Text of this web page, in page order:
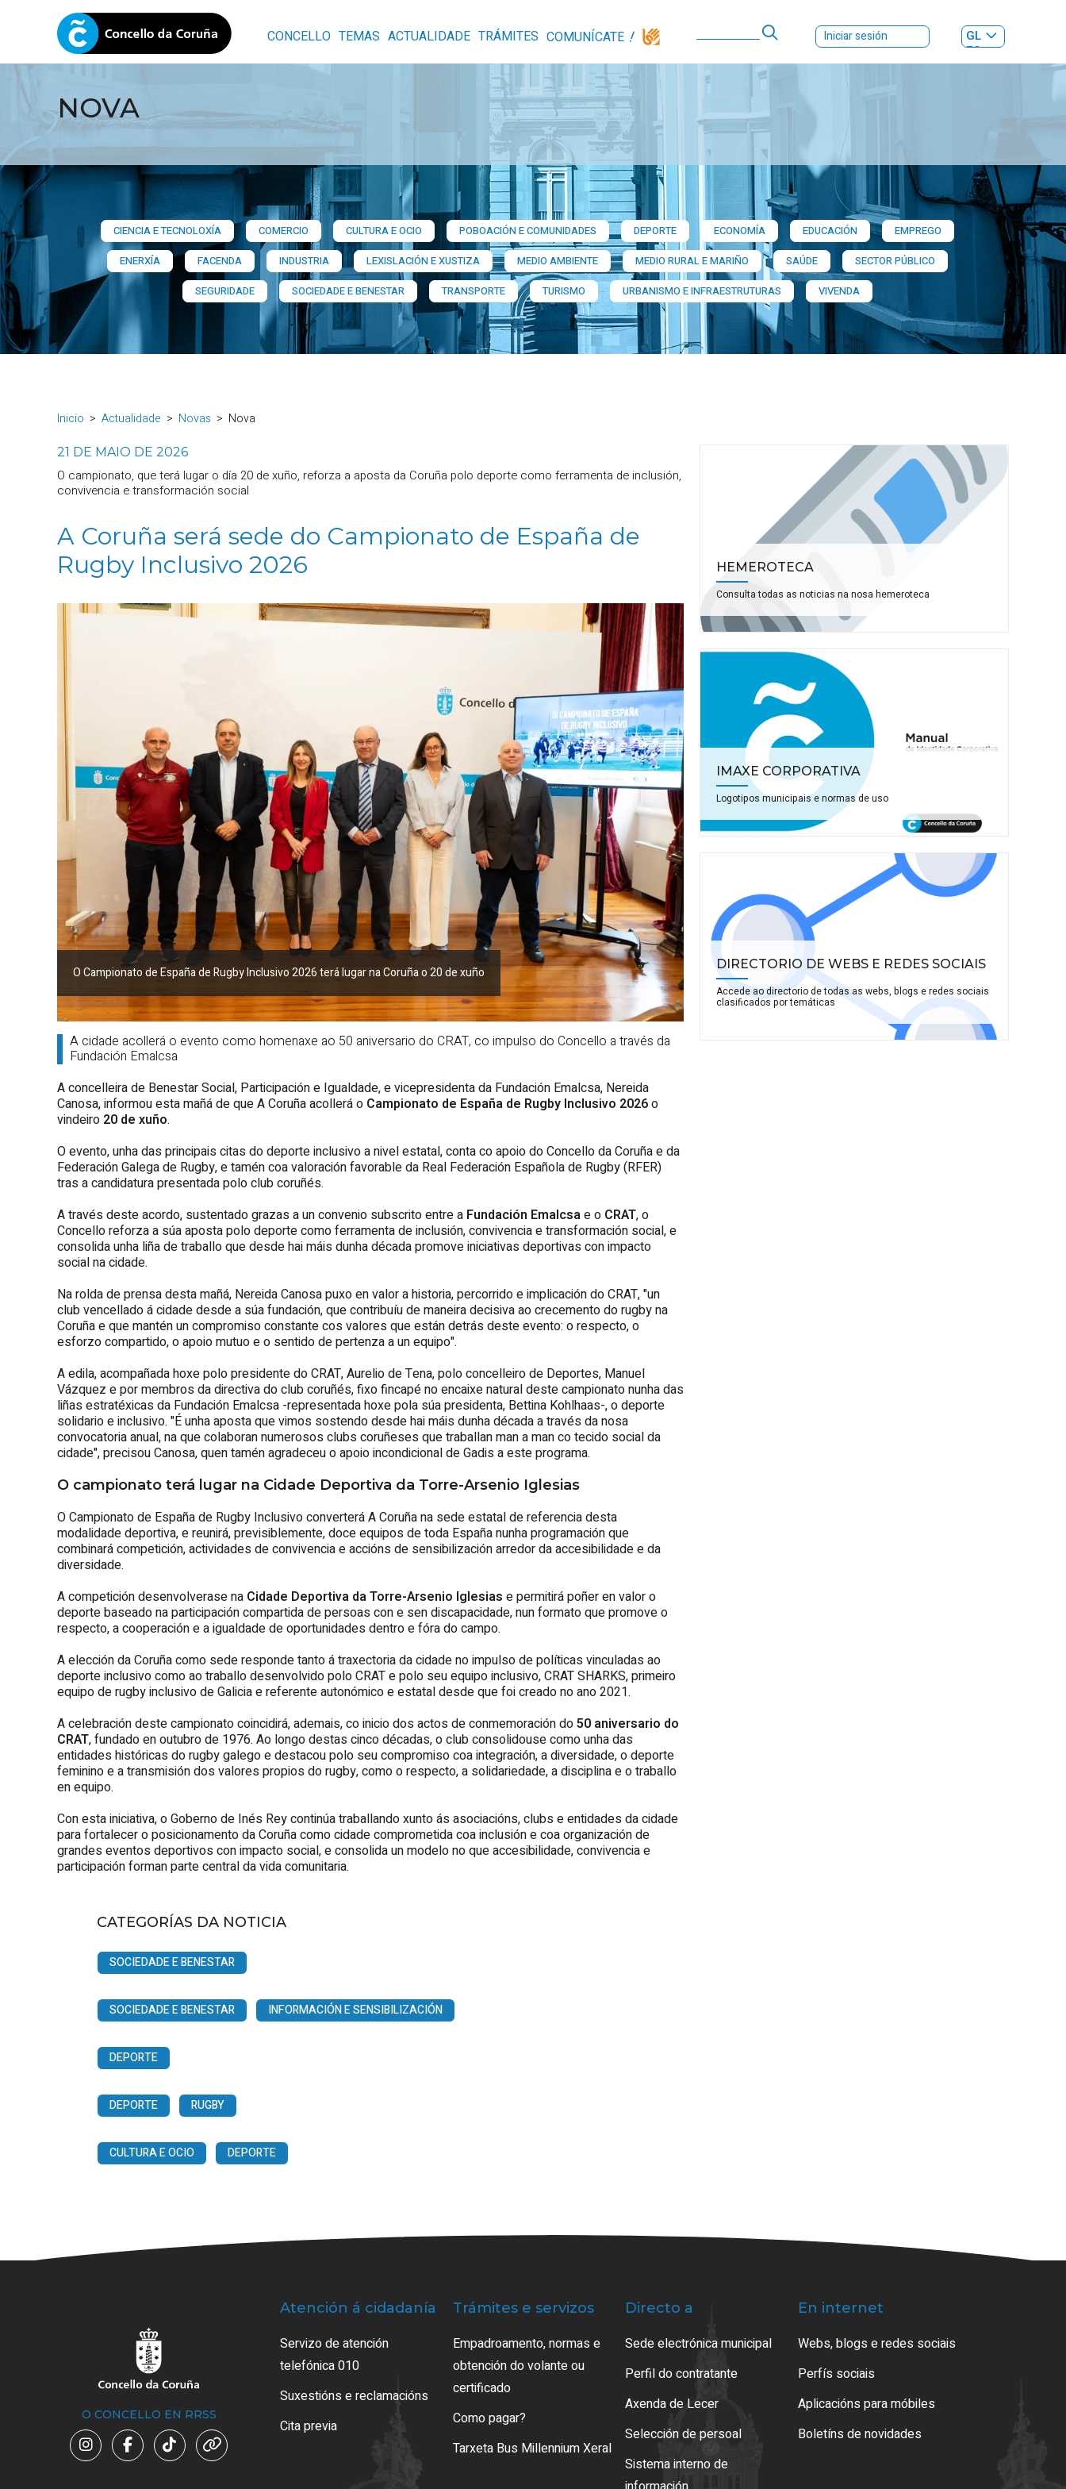
CONCELLO TEMAS ACTUALIDADE TRÁMITES COMUNÍCATE Iniciar sesión
GL
ES|
NOVA
CIENCIA E TECNOLOXÍA COMERCIO CULTURA E OCIO POBOACIÓN E COMUNIDADES DEPORTE ECONOMÍA EDUCACIÓN
EMPREGO
ENERXÍA
FACENDA INDUSTRIA LEXISLACIÓN E XUSTIZA MEDIO AMBIENTE MEDIO RURAL E MARIÑO SAÚDE
SECTOR PÚBLICO
SEGURIDADE
SOCIEDADE E BENESTAR TRANSPORTE TURISMO URBANISMO E INFRAESTRUTURAS VIVENDA
Inicio Actualidade Novas Nova
21 DE MAIO DE 2026
O campionato, que terá lugar o día 20 de xuño, reforza a aposta da Coruña polo deporte como ferramenta de inclusión,
convivencia e transformación social
A Coruña será sede do Campionato de España de
Rugby Inclusivo 2026
O Campionato de España de Rugby Inclusivo 2026 terá lugar na Coruña o 20 de xuño
A cidade acollerá o evento como homenaxe ao 50 aniversario do CRAT, co impulso do Concello a través da
Fundación Emalcsa
A concelleira de Benestar Social, Participación e Igualdade, e vicepresidenta da Fundación Emalcsa, Nereida
Canosa, informou esta mañá de que A Coruña acollerá o Campionato de España de Rugby Inclusivo 2026o
vindeiro 20 de xuño.
O evento, unha das principais citas do deporte inclusivo a nivel estatal, conta co apoio do Concello da Coruña e da
Federación Galega de Rugby, e tamén coa valoración favorable da Real Federación Española de Rugby (RFER)
tras a candidatura presentada polo club coruñés.
A través deste acordo, sustentado grazas a un convenio subscrito entre a Fundación Emalcsae o CRAT, o
Concello reforza a súa aposta polo deporte como ferramenta de inclusión, convivencia e transformación social, e
consolida unha liña de traballo que desde hai máis dunha década promove iniciativas deportivas con impacto
social na cidade.
Na rolda de prensa desta mañá, Nereida Canosa puxo en valor a historia, percorrido e implicación do CRAT, "un
club vencellado á cidade desde a súa fundación, que contribuíu de maneira decisiva ao crecemento do rugby na
Coruña e que mantén un compromiso constante cos valores que están detrás deste evento: o respecto, o
esforzo compartido, o apoio mutuo e o sentido de pertenza a un equipo".
A edila, acompañada hoxe polo presidente do CRAT, Aurelio de Tena, polo concelleiro de Deportes, Manuel
Vázquez e por membros da directiva do club coruñés, fixo fincapé no encaixe natural deste campionato nunha das
liñas estratéxicas da Fundación Emalcsa -representada hoxe pola súa presidenta, Bettina Kohlhaas-, o deporte
solidario e inclusivo. "É unha aposta que vimos sostendo desde hai máis dunha década a través da nosa
convocatoria anual, na que colaboran numerosos clubs coruñeses que traballan man a man co tecido social da
cidade", precisou Canosa, quen tamén agradeceu o apoio incondicional de Gadis a este programa.
O campionato terá lugar na Cidade Deportiva da Torre-Arsenio Iglesias
O Campionato de España de Rugby Inclusivo converterá A Coruña na sede estatal de referencia desta
modalidade deportiva, e reunirá, previsiblemente, doce equipos de toda España nunha programación que
combinará competición, actividades de convivencia e accións de sensibilización arredor da accesibilidade e da
diversidade.
A competición desenvolverase na Cidade Deportiva da Torre-Arsenio Iglesias e permitirá poñer en valor o
deporte baseado na participación compartida de persoas con e sen discapacidade, nun formato que promove o
respecto, a cooperación e a igualdade de oportunidades dentro e fóra do campo.
A elección da Coruña como sede responde tanto á traxectoria da cidade no impulso de políticas vinculadas ao
deporte inclusivo como ao traballo desenvolvido polo CRAT e polo seu equipo inclusivo, CRAT SHARKS, primeiro
equipo de rugby inclusivo de Galicia e referente autonómico e estatal desde que foi creado no ano 2021.
A celebración deste campionato coincidirá, ademais, co inicio dos actos de conmemoración do50 aniversario do
CRAT, fundado en outubro de 1976. Ao longo destas cinco décadas, o club consolidouse como unha das
entidades históricas do rugby galego e destacou polo seu compromiso coa integración, a diversidade, o deporte
feminino e a transmisión dos valores propios do rugby, como o respecto, a solidariedade, a disciplina e o traballo
en equipo.
Con esta iniciativa, o Goberno de Inés Rey continúa traballando xunto ás asociacións, clubs e entidades da cidade
para fortalecer o posicionamento da Coruña como cidade comprometida coa inclusión e coa organización de
grandes eventos deportivos con impacto social, e consolida un modelo no que accesibilidade, convivencia e
participación forman parte central da vida comunitaria.
CATEGORÍAS DA NOTICIA
SOCIEDADE E BENESTAR
SOCIEDADE E BENESTAR INFORMACIÓN E SENSIBILIZACIÓN
DEPORTE
DEPORTE RUGBY
CULTURA E OCIO DEPORTE
HEMEROTECA
Consulta todas as noticias na nosa hemeroteca
IMAXE CORPORATIVA
Logotipos municipais e normas de uso
DIRECTORIO DE WEBS E REDES SOCIAIS
Accede ao directorio de todas as webs, blogs e redes sociais
clasificados por temáticas
O CONCELLO EN RRSS
Atención á cidadanía
Servizo de atención
telefónica 010
Suxestións e reclamacións
Cita previa
Trámites e servizos
Empadroamento, normas e
obtención do volante ou
certificado
Como pagar?
Tarxeta Bus Millennium Xeral
Directo a
Sede electrónica municipal
Perfil do contratante
Axenda de Lecer
Selección de persoal
Sistema interno de
En internet
Webs, blogs e redes sociais
Perfís sociais
Aplicacións para móbiles
Boletíns de novidades